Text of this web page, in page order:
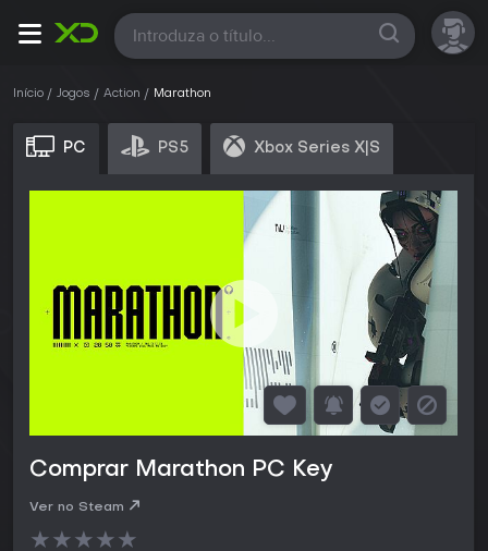
Todas
Início Jogos Action Marathon
PC PS5 Xbox Series X|S
Comprar Marathon PC Key
Ver no Steam
★★★★★